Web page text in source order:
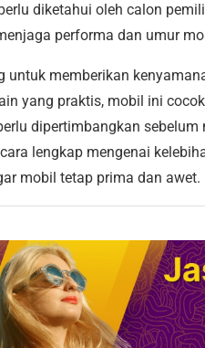
diketahui oleh calon
performa dan umur
untuk memberikan
yang praktis, mobil ini
dipertimbangkan
lengkap mengenai
mobil tetap prima dan awet.